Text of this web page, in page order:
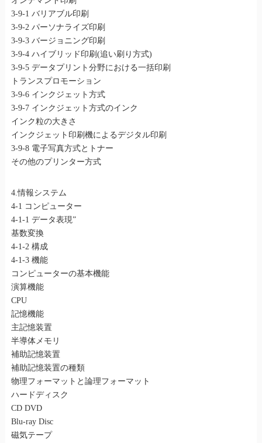
3-9-1 バリアブル印刷
3-9-2 パーソナライズ印刷
3-9-3 バージョニング印刷
3-9-4 ハイブリッド印刷(追い刷り方式)
3-9-5 データプリント分野における一括印刷
トランスプロモーション
3-9-6 インクジェット方式
3-9-7 インクジェット方式のインク
インク粒の大きさ
インクジェット印刷機によるデジタル印刷
3-9-8 電子写真方式とトナー
その他のプリンター方式
4.情報システム
4-1 コンピューター
4-1-1 データ表現”
基数変換
4-1-2 構成
4-1-3 機能
コンピューターの基本機能
演算機能
CPU
記憶機能
主記憶装置
半導体メモリ
補助記憶装置
補助記憶装置の種類
物理フォーマットと論理フォーマット
ハードディスク
CD DVD
Blu-ray Disc
磁気テープ